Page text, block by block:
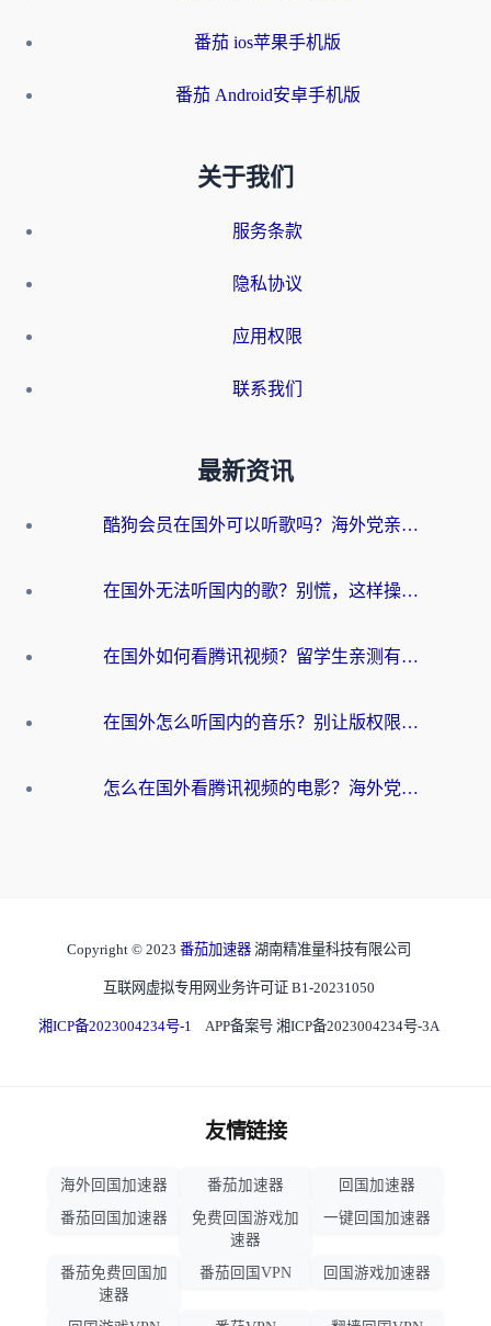
番茄 ios苹果手机版
番茄 Android安卓手机版
关于我们
服务条款
隐私协议
应用权限
联系我们
最新资讯
酷狗会员在国外可以听歌吗？海外党亲测有效：3步解决音乐权限难题
在国外无法听国内的歌？别慌，这样操作就能畅听QQ音乐（附亲测加速器推荐）
在国外如何看腾讯视频？留学生亲测有效的回国加速方案
在国外怎么听国内的音乐？别让版权限制断了你的华语歌单
怎么在国外看腾讯视频的电影？海外党亲测有效的回国加速指南
Copyright © 2023 番茄加速器 湖南精准量科技有限公司
互联网虚拟专用网业务许可证 B1-20231050
湘ICP备2023004234号-1 APP备案号 湘ICP备2023004234号-3A
友情链接
海外回国加速器 番茄加速器
回国加速器
番茄回国加速器
免费回国游戏加
速器
一键回国加速器
番茄免费回国加
速器
番茄回国VPN 回国游戏加速器